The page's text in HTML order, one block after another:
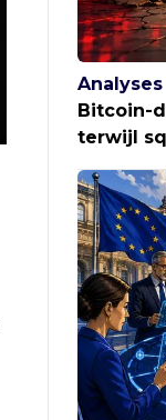
Analyses
Bitcoin-
terwijl